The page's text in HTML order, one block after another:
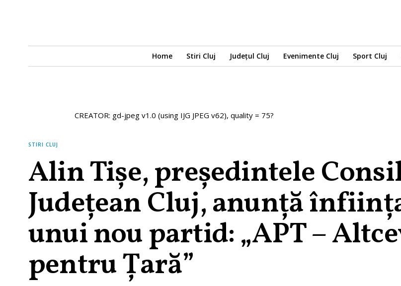
Home Stiri Cluj Județul Cluj Evenimente Cluj Sport Cluj
CREATOR: gd-jpeg v1.0 (using IJG JPEG v62), quality = 75?
STIRI CLUJ
Alin Tișe, președintele
Județean Cluj, anunță
unui nou partid: „APT –
pentru Țară”